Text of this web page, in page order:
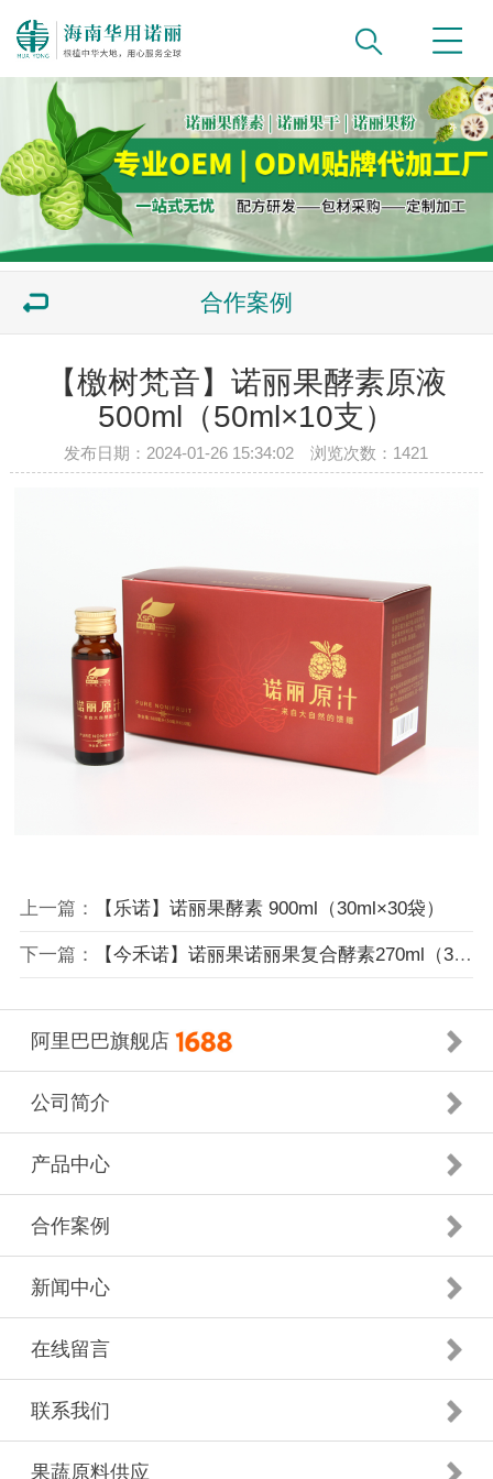
合作案例
【檄树梵音】诺丽果酵素原液
500ml（50ml×10支）
发布日期：2024-01-26 15:34:02 浏览次数： 1421
上一篇： 【乐诺】诺丽果酵素 900ml（30ml×30袋）
下一篇： 【今禾诺】诺丽果诺丽果复合酵素270ml（30ml×9袋）
阿里巴巴旗舰店
公司简介
产品中心
合作案例
新闻中心
在线留言
联系我们
果蔬原料供应